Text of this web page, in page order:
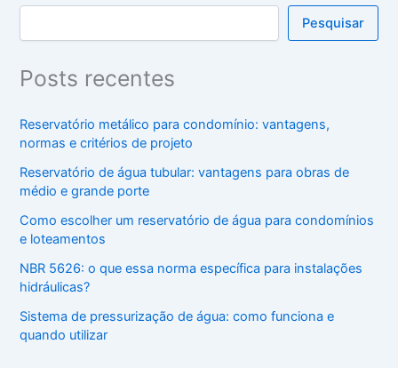
Pesquisar
Posts recentes
Reservatório metálico para condomínio: vantagens,
normas e critérios de projeto
Reservatório de água tubular: vantagens para obras de
médio e grande porte
Como escolher um reservatório de água para condomínios
e loteamentos
NBR 5626: o que essa norma específica para instalações
hidráulicas?
Sistema de pressurização de água: como funciona e
quando utilizar